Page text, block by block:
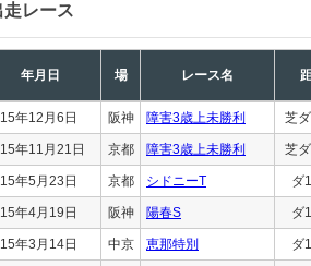
走レース
年月日 場 レース名
年12月6日 阪神 障害3歳上未勝利 芝
年11月21日 京都 障害3歳上未勝利 芝
年5月23日 京都 シドニーT ダ
年4月19日 阪神 陽春S ダ
年3月14日 中京 恵那特別 ダ